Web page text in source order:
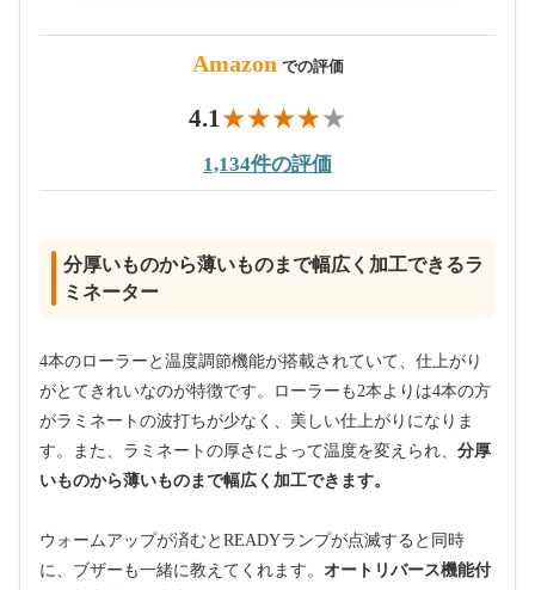
Amazon での評価
4.1
1,134件の評価
分厚いものから薄いものまで幅広く加工できるラ
ミネーター
4本のローラーと温度調節機能が搭載されていて、仕上がり
がとてきれいなのが特徴です。ローラーも2本よりは4本の方
がラミネートの波打ちが少なく、美しい仕上がりになりま
す。また、ラミネートの厚さによって温度を変えられ、 分厚
いものから薄いものまで幅広く加工できます。
ウォームアップが済むとREADYランプが点滅すると同時
に、ブザーも一緒に教えてくれます。 オートリバース機能付